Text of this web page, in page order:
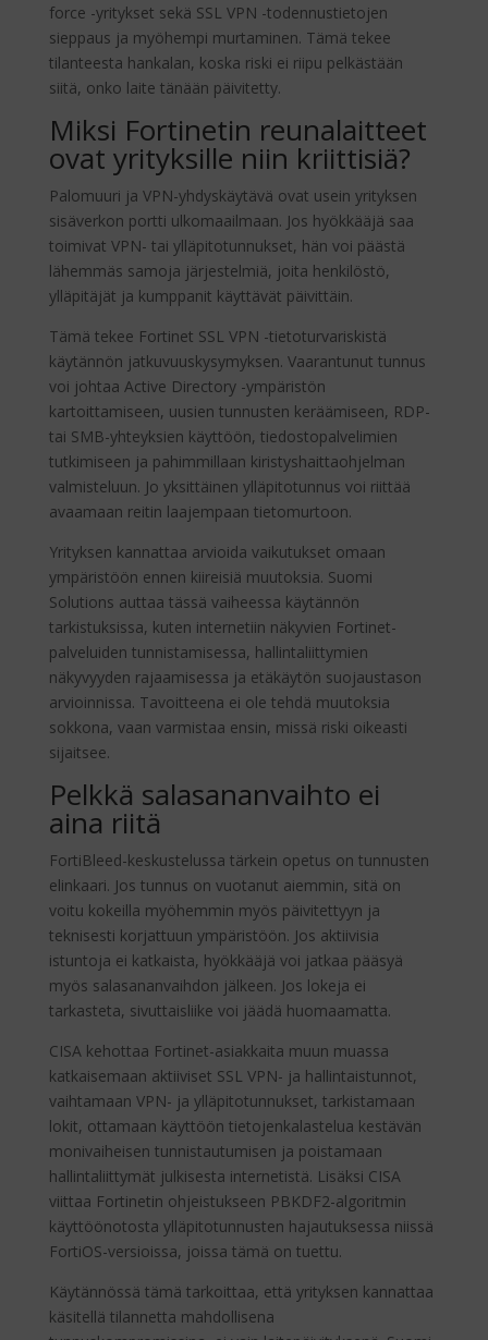
force -yritykset sekä SSL VPN -todennustietojen
sieppaus ja myöhempi murtaminen. Tämä tekee
tilanteesta hankalan, koska riski ei riipu pelkästään
siitä, onko laite tänään päivitetty.
Miksi Fortinetin reunalaitteet
ovat yrityksille niin kriittisiä?
Palomuuri ja VPN-yhdyskäytävä ovat usein yrityksen
sisäverkon portti ulkomaailmaan. Jos hyökkääjä saa
toimivat VPN- tai ylläpitotunnukset, hän voi päästä
lähemmäs samoja järjestelmiä, joita henkilöstö,
ylläpitäjät ja kumppanit käyttävät päivittäin.
Tämä tekee Fortinet SSL VPN -tietoturvariskistä
käytännön jatkuvuuskysymyksen. Vaarantunut tunnus
voi johtaa Active Directory -ympäristön
kartoittamiseen, uusien tunnusten keräämiseen, RDP-
tai SMB-yhteyksien käyttöön, tiedostopalvelimien
tutkimiseen ja pahimmillaan kiristyshaittaohjelman
valmisteluun. Jo yksittäinen ylläpitotunnus voi riittää
avaamaan reitin laajempaan tietomurtoon.
Yrityksen kannattaa arvioida vaikutukset omaan
ympäristöön ennen kiireisiä muutoksia. Suomi
Solutions auttaa tässä vaiheessa käytännön
tarkistuksissa, kuten internetiin näkyvien Fortinet-
palveluiden tunnistamisessa, hallintaliittymien
näkyvyyden rajaamisessa ja etäkäytön suojaustason
arvioinnissa. Tavoitteena ei ole tehdä muutoksia
sokkona, vaan varmistaa ensin, missä riski oikeasti
sijaitsee.
Pelkkä salasananvaihto ei
aina riitä
FortiBleed-keskustelussa tärkein opetus on tunnusten
elinkaari. Jos tunnus on vuotanut aiemmin, sitä on
voitu kokeilla myöhemmin myös päivitettyyn ja
teknisesti korjattuun ympäristöön. Jos aktiivisia
istuntoja ei katkaista, hyökkääjä voi jatkaa pääsyä
myös salasananvaihdon jälkeen. Jos lokeja ei
tarkasteta, sivuttaisliike voi jäädä huomaamatta.
CISA kehottaa Fortinet-asiakkaita muun muassa
katkaisemaan aktiiviset SSL VPN- ja hallintaistunnot,
vaihtamaan VPN- ja ylläpitotunnukset, tarkistamaan
lokit, ottamaan käyttöön tietojenkalastelua kestävän
monivaiheisen tunnistautumisen ja poistamaan
hallintaliittymät julkisesta internetistä. Lisäksi CISA
viittaa Fortinetin ohjeistukseen PBKDF2-algoritmin
käyttöönotosta ylläpitotunnusten hajautuksessa niissä
FortiOS-versioissa, joissa tämä on tuettu.
Käytännössä tämä tarkoittaa, että yrityksen kannattaa
käsitellä tilannetta mahdollisena